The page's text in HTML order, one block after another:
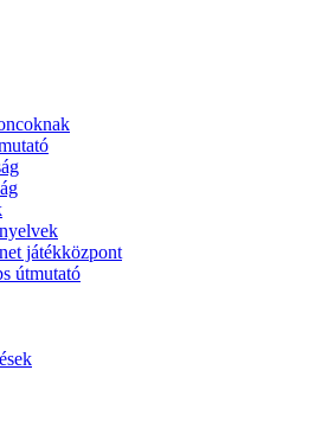
játékközpont
útmutató